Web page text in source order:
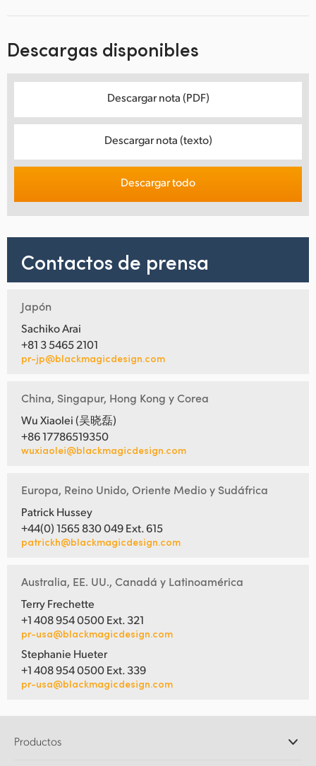
Descargas disponibles
Descargar nota (PDF)
Descargar nota (texto)
Descargar todo
Contactos de prensa
Japón
Sachiko Arai
+81 3 5465 2101
pr-jp@blackmagicdesign.com
China, Singapur, Hong Kong y Corea
Wu Xiaolei (吴晓磊)
+86 17786519350
wuxiaolei@blackmagicdesign.com
Europa, Reino Unido, Oriente Medio y Sudáfrica
Patrick Hussey
+44(0) 1565 830 049 Ext. 615
patrickh@blackmagicdesign.com
Australia, EE. UU., Canadá y Latinoamérica
Terry Frechette
+1 408 954 0500 Ext. 321
pr-usa@blackmagicdesign.com
Stephanie Hueter
+1 408 954 0500 Ext. 339
pr-usa@blackmagicdesign.com
Productos